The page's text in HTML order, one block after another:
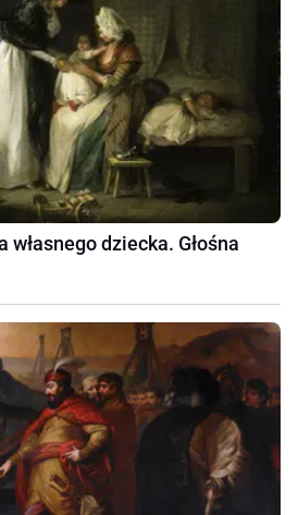
własnego dziecka. Głośna